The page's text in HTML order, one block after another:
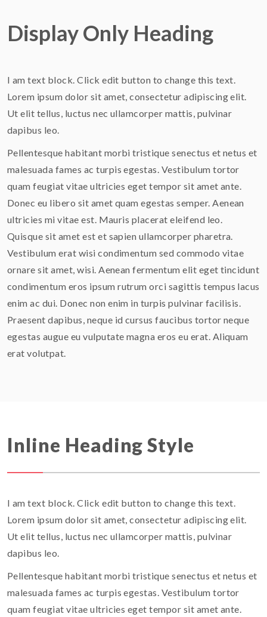
Display Only Heading
I am text block. Click edit button to change this text.
Lorem ipsum dolor sit amet, consectetur adipiscing elit.
Ut elit tellus, luctus nec ullamcorper mattis, pulvinar
dapibus leo.
Pellentesque habitant morbi tristique senectus et netus et
malesuada fames ac turpis egestas. Vestibulum tortor
quam feugiat vitae ultricies eget tempor sit amet ante.
Donec eu libero sit amet quam egestas semper. Aenean
ultricies mi vitae est. Mauris placerat eleifend leo.
Quisque sit amet est et sapien ullamcorper pharetra.
Vestibulum erat wisi condimentum sed commodo vitae
ornare sit amet, wisi. Aenean fermentum elit eget tincidunt
condimentum eros ipsum rutrum orci sagittis tempus lacus
enim ac dui. Donec non enim in turpis pulvinar facilisis.
Praesent dapibus, neque id cursus faucibus tortor neque
egestas augue eu vulputate magna eros eu erat. Aliquam
erat volutpat.
Inline Heading Style
I am text block. Click edit button to change this text.
Lorem ipsum dolor sit amet, consectetur adipiscing elit.
Ut elit tellus, luctus nec ullamcorper mattis, pulvinar
dapibus leo.
Pellentesque habitant morbi tristique senectus et netus et
malesuada fames ac turpis egestas. Vestibulum tortor
quam feugiat vitae ultricies eget tempor sit amet ante.